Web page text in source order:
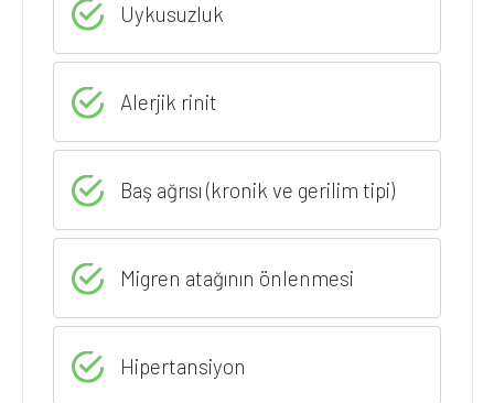
Uykusuzluk
Alerjik rinit
Baş ağrısı (kronik ve gerilim tipi)
Migren atağının önlenmesi
Hipertansiyon